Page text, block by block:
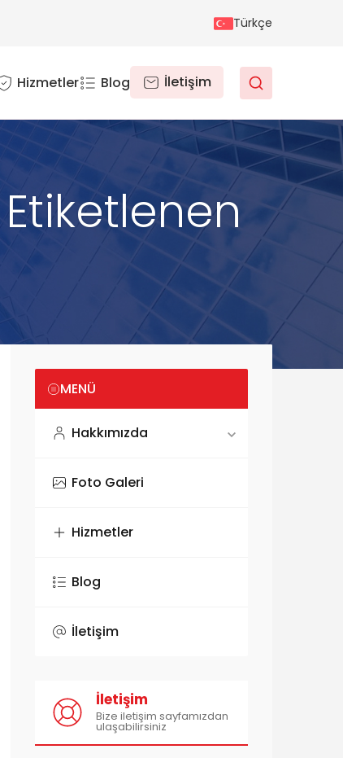
Türkçe
Hizmetler Blog İletişim
MENÜ
Hakkımızda
Foto Galeri
Hizmetler
Blog
İletişim
İletişim
Bize iletişim sayfamızdan
ulaşabilirsiniz